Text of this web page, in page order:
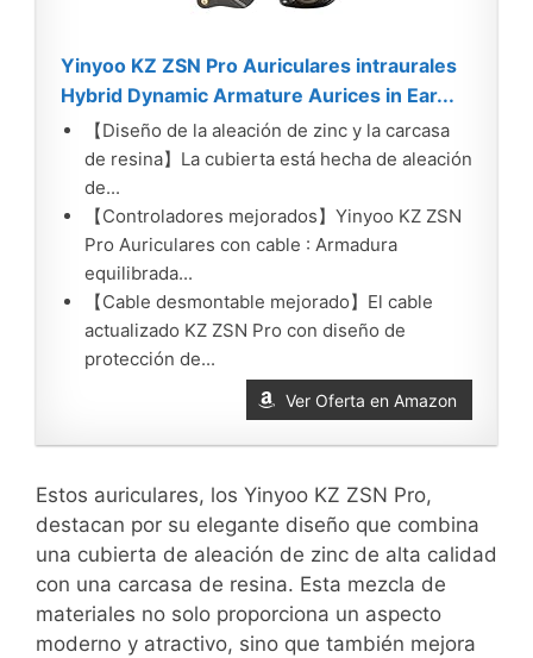
Yinyoo KZ ZSN Pro Auriculares intraurales
Hybrid Dynamic Armature Aurices in Ear...
【Diseño de la aleación de zinc y la carcasa
de resina】La cubierta está hecha de aleación
de...
【Controladores mejorados】Yinyoo KZ ZSN
Pro Auriculares con cable : Armadura
equilibrada...
【Cable desmontable mejorado】El cable
actualizado KZ ZSN Pro con diseño de
protección de...
Ver Oferta en Amazon
Estos auriculares, los Yinyoo KZ ZSN Pro,
destacan por su elegante diseño que combina
una cubierta de aleación de zinc de alta calidad
con una carcasa de resina. Esta mezcla de
materiales no solo proporciona un aspecto
moderno y atractivo, sino que también mejora